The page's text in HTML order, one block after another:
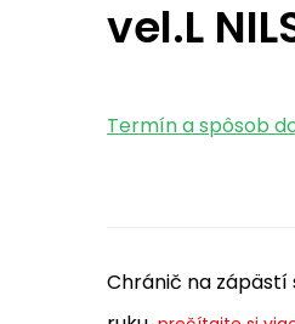
vel.L
Termín a spôsob
Chránič na zápästí